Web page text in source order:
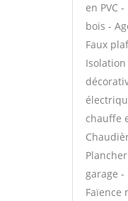
en PVC
bois -
Faux
chauffe
garage -
Faïence